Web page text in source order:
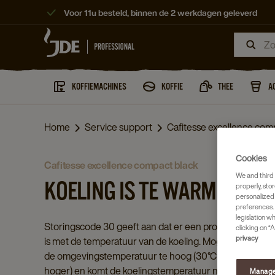
Voor 11u besteld, binnen de 2 werkdagen geleverd
KOFFIEMACHINES KOFFIE THEE
Home Service support Cafitesse excellence
cafitesse excellence compact black
KOELING IS TE WARM
Storingscode 30 geeft aan dat er een probleem
is met de temperatuur van de koeling. Mogelijk is
de omgevingstemperatuur te hoog (30°C of
hoger) en komt de koelingstemperatuur niet
Cookies
We and
properly,
legislation
clicking on
privacy